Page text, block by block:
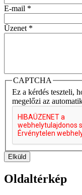
E-mail *
Üzenet *
CAPTCHA
Ez a kérdés teszteli,
megelőzi az
Elküld
Oldaltérkép